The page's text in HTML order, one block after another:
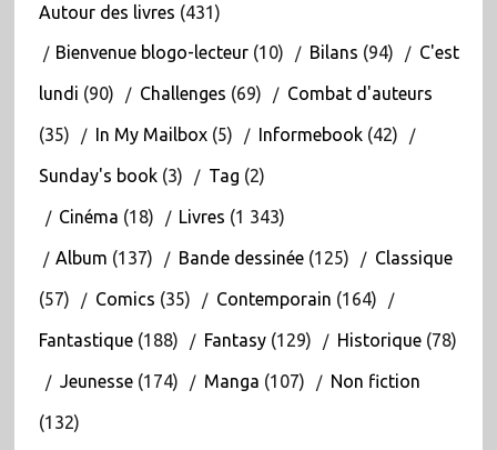
Autour des livres (431)
Bienvenue blogo-lecteur(10) Bilans (94) C'est
lundi (90) Challenges (69) Combat d'auteurs
(35) In My Mailbox(5) Informebook(42)
Sunday's book(3) Tag (2)
Cinéma (18) Livres (1 343)
Album (137) Bande dessinée(125) Classique
(57) Comics (35) Contemporain (164)
Fantastique(188) Fantasy(129) Historique(78)
Jeunesse(174) Manga (107) Non fiction
(132)